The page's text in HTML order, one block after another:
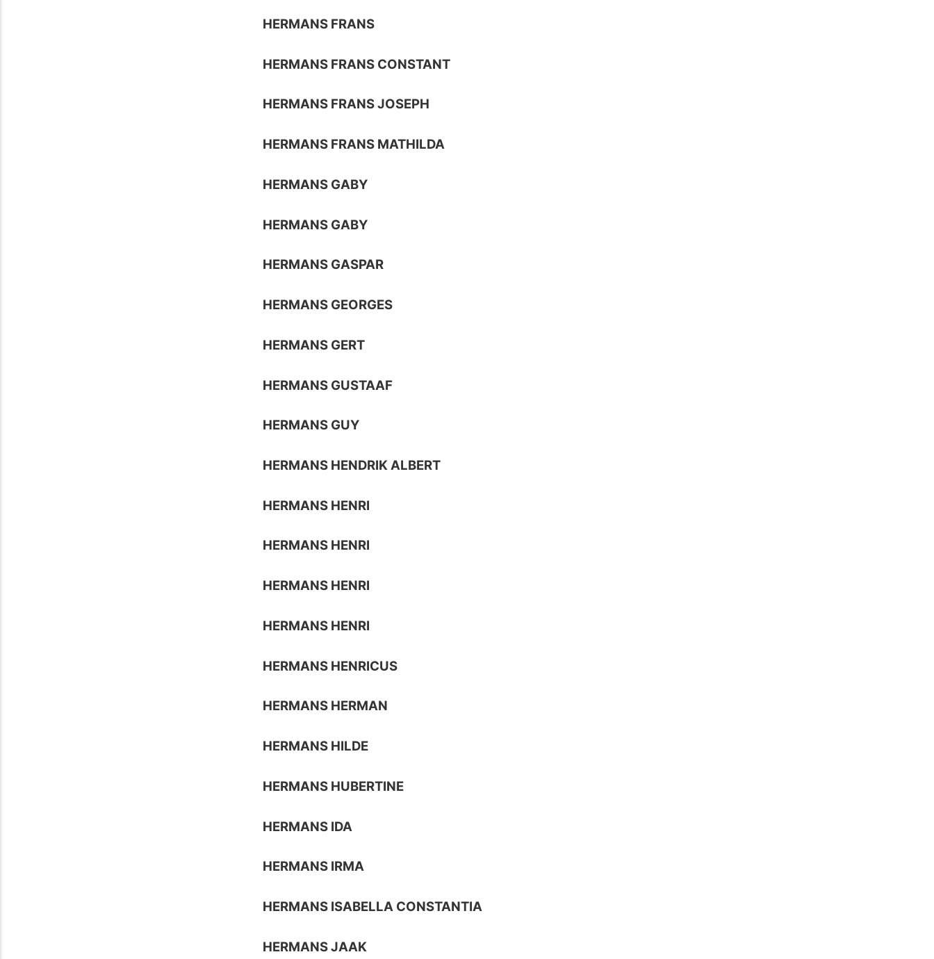
HERMANS FRANS
HERMANS FRANS CONSTANT
HERMANS FRANS JOSEPH
HERMANS FRANS MATHILDA
HERMANS GABY
HERMANS GABY
HERMANS GASPAR
HERMANS GEORGES
HERMANS GERT
HERMANS GUSTAAF
HERMANS GUY
HERMANS HENDRIK ALBERT
HERMANS HENRI
HERMANS HENRI
HERMANS HENRI
HERMANS HENRI
HERMANS HENRICUS
HERMANS HERMAN
HERMANS HILDE
HERMANS HUBERTINE
HERMANS IDA
HERMANS IRMA
HERMANS ISABELLA CONSTANTIA
HERMANS JAAK